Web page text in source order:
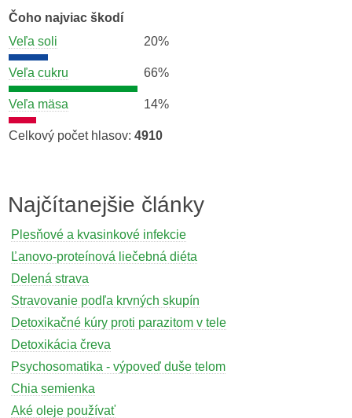
Čoho najviac škodí
Celkový počet hlasov: 4910
Veľa soli 20%
Veľa cukru 66%
Veľa mäsa 14%
Najčítanejšie články
Plesňové a kvasinkové infekcie
Ľanovo-proteínová liečebná diéta
Delená strava
Stravovanie podľa krvných skupín
Detoxikačné kúry proti parazitom v tele
Detoxikácia čreva
Psychosomatika - výpoveď duše telom
Chia semienka
Aké oleje používať